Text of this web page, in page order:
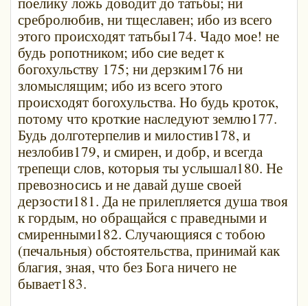
сребролюбив, ни тщеславен; ибо из всего
этого происходят татьбы174. Чадо мое! не
будь ропотником; ибо сие ведет к
богохульству 175; ни дерзким176 ни
зломыслящим; ибо из всего этого
происходят богохульства. Но будь кроток,
потому что кроткие наследуют землю177.
Будь долготерпелив и милостив178, и
незлобив179, и смирен, и добр, и всегда
трепещи слов, которыя ты услышал180. Не
превозносись и не давай душе своей
дерзости181. Да не прилепляется душа твоя
к гордым, но обращайся с праведными и
смиренными182. Случающияся с тобою
(печальныя) обстоятельства, принимай как
благия, зная, что без Бога ничего не
бывает183.